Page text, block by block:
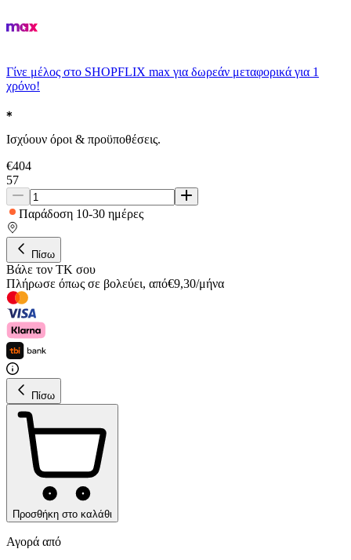
Γίνε μέλος στο SHOPFLIX max για δωρεάν μεταφορικά για 1
χρόνο!
Ισχύουν όροι & προϋποθέσεις.
€404
57
Παράδοση 10-30 ημέρες
Πίσω
Βάλε τον ΤΚ σου
Πλήρωσε όπως σε βολεύει, από€9,30/μήνα
Πίσω
Προσθήκη στο καλάθι
Αγορά από